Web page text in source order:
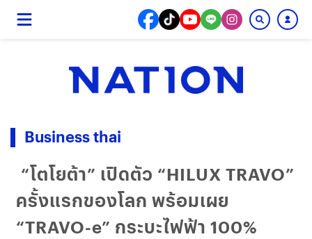
Business thai
“โตโยต้า” เปิดตัว “HILUX TRAVO”
ครั้งแรกของโลก พร้อมเผย
“TRAVO-e” กระบะไฟฟ้า 100%